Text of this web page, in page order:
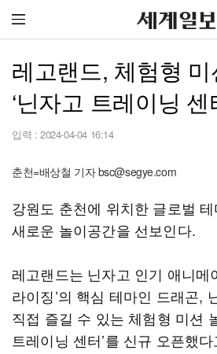
레고랜드, 체험형
‘닌자고 트레이닝 센
입력 : 2024-04-04 16:14
춘천=배상철 기자 bsc@segye.com
강원도 춘천에 위치한 글로벌
새로운 놀이공간을 선보인다.
레고랜드는 닌자고 인기 애니메
라이징’의 핵심 테마인 드래곤,
직접 즐길 수 있는 체험형 미션
트레이닝 센터’를 신규 오픈했